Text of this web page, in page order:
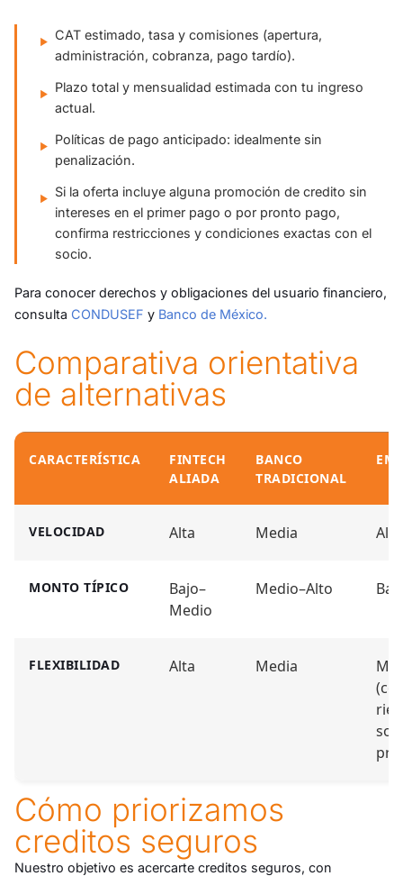
CAT estimado, tasa y comisiones (apertura,
administración, cobranza, pago tardío).
Plazo total y mensualidad estimada con tu ingreso
actual.
Políticas de pago anticipado: idealmente sin
penalización.
Si la oferta incluye alguna promoción de credito sin
intereses en el primer pago o por pronto pago,
confirma restricciones y condiciones exactas con el
socio.
Para conocer derechos y obligaciones del usuario financiero,
consulta CONDUSEF y Banco de México.
Comparativa orientativa
de alternativas
CARACTERÍSTICA
FINTECH
ALIADA
BANCO
TRADICIONAL
VELOCIDAD Alta Media Alta
MONTO TÍPICO
Bajo–
Medio
Medio–Alto
FLEXIBILIDAD Alta Media
Cómo priorizamos
creditos seguros
Nuestro objetivo es acercarte creditos seguros, con